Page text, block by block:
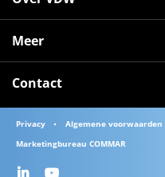
Meer
Contact
Privacy Algemene voorwaarden
Marketingbureau COMMAR